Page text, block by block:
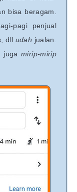
bisa beragam.
pagi penjual
dll udah jualan.
jugamirip-mirip